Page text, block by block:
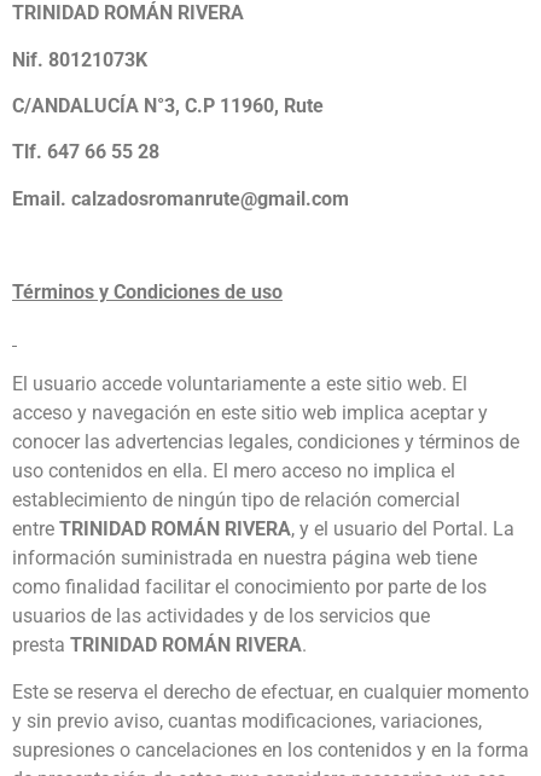
TRINIDAD ROMÁN RIVERA
Nif. 80121073K
C/ANDALUCÍA N°3, C.P 11960, Rute
Tlf. 647 66 55 28
Email. calzadosromanrute@gmail.com
Términos y Condiciones de uso
El usuario accede voluntariamente a este sitio web. El
acceso y navegación en este sitio web implica aceptar y
conocer las advertencias legales, condiciones y términos de
uso contenidos en ella. El mero acceso no implica el
establecimiento de ningún tipo de relación comercial
entre TRINIDAD ROMÁN RIVERA, y el usuario del Portal. La
información suministrada en nuestra página web tiene
como finalidad facilitar el conocimiento por parte de los
usuarios de las actividades y de los servicios que
presta TRINIDAD ROMÁN RIVERA.
Este se reserva el derecho de efectuar, en cualquier momento
y sin previo aviso, cuantas modificaciones, variaciones,
supresiones o cancelaciones en los contenidos y en la forma